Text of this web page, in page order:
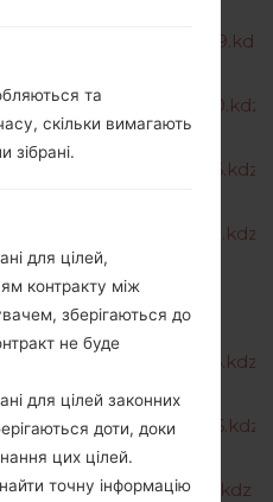
та
скільки вимагають
зібрані.
для цілей,
контракту між
зберігаються до
не буде
для цілей законних
доти, доки
цих цілей.
точну інформацію